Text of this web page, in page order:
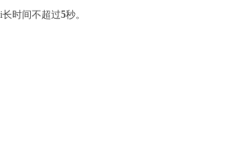
时间不超过5秒。